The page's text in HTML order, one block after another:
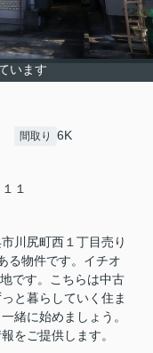
います
間取り 6K
１
川尻町西１丁目売り
る物件です。イチオ
です。こちらは中古
と暮らしていく住ま
緒に始めましょう。
をご提供します。